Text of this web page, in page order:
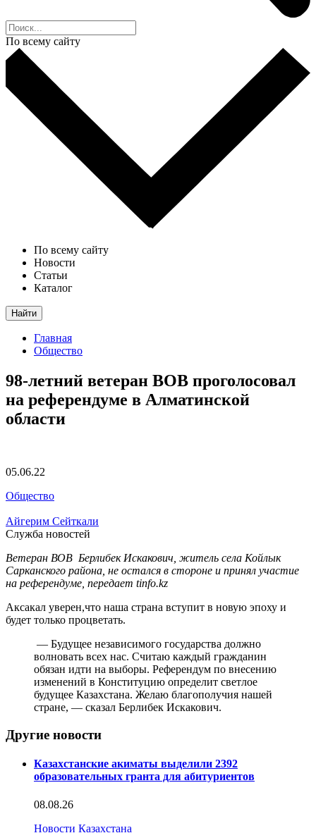
По всему сайту
По всему сайту
Новости
Статьи
Каталог
Найти
Главная
Общество
98-летний ветеран ВОВ проголосовал
на референдуме в Алматинской
области
05.06.22
Общество
Айгерим Сейткали
Служба новостей
Ветеран ВОВ Берлибек Искакович, житель села Койлык
Сарканского района, не остался в стороне и принял участие
на референдуме, передает tinfo.kz
Аксакал уверен,что наша страна вступит в новую эпоху и
будет только процветать.
— Будущее независимого государства должно
волновать всех нас. Считаю каждый гражданин
обязан идти на выборы. Референдум по внесению
изменений в Конституцию определит светлое
будущее Казахстана. Желаю благополучия нашей
стране, — сказал Берлибек Искакович.
Другие новости
Казахстанские акиматы выделили 2392
образовательных гранта для абитуриентов
08.08.26
Новости Казахстана